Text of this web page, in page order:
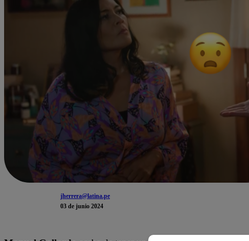
jherrera@latina.pe
03 de junio 2024